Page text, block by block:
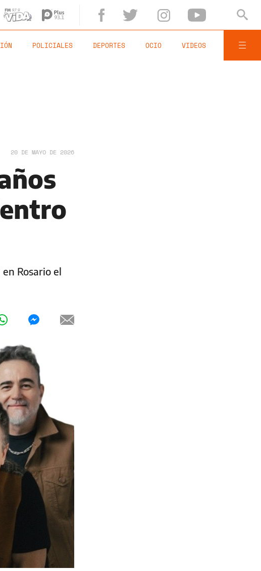
POLICIALES DEPORTES OCIO VIDEOS
20 DE MAYO DE 2026
Rosario el